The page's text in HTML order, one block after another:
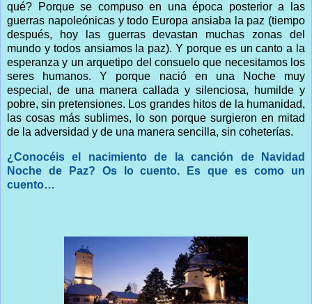
qué? Porque se compuso en una época posterior a las
guerras napoleónicas y todo Europa ansiaba la paz (tiempo
después, hoy las guerras devastan muchas zonas del
mundo y todos ansiamos la paz). Y porque es un canto a la
esperanza y un arquetipo del consuelo que necesitamos los
seres humanos. Y porque nació en una Noche muy
especial, de una manera callada y silenciosa, humilde y
pobre, sin pretensiones. Los grandes hitos de la humanidad,
las cosas más sublimes, lo son porque surgieron en mitad
de la adversidad y de una manera sencilla, sin coheterías.
¿Conocéis el nacimiento de la canción de Navidad
Noche de Paz? Os lo cuento. Es que es como un
cuento…